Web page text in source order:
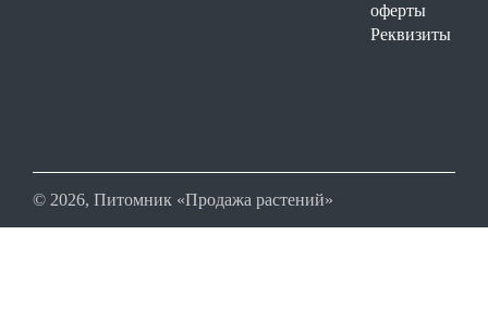
оферты
Реквизиты
© 2026, Питомник «Продажа растений»